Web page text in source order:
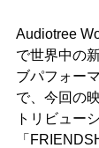
Audiotree
で世界中の
ブパフォー
で、今回の
トリビュー
「